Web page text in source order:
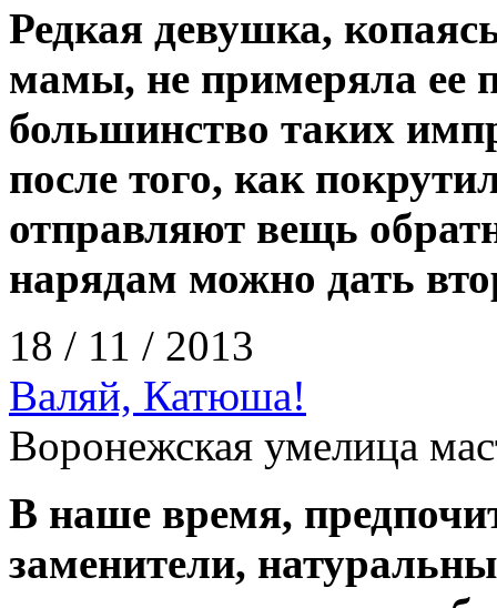
Редкая девушка,
мамы, не примеряла ее
большинство таких
после того, как
отправляют вещь
нарядам можно дать
18 / 11 / 2013
Валяй, Катюша!
Воронежская умелица
В наше время,
заменители,